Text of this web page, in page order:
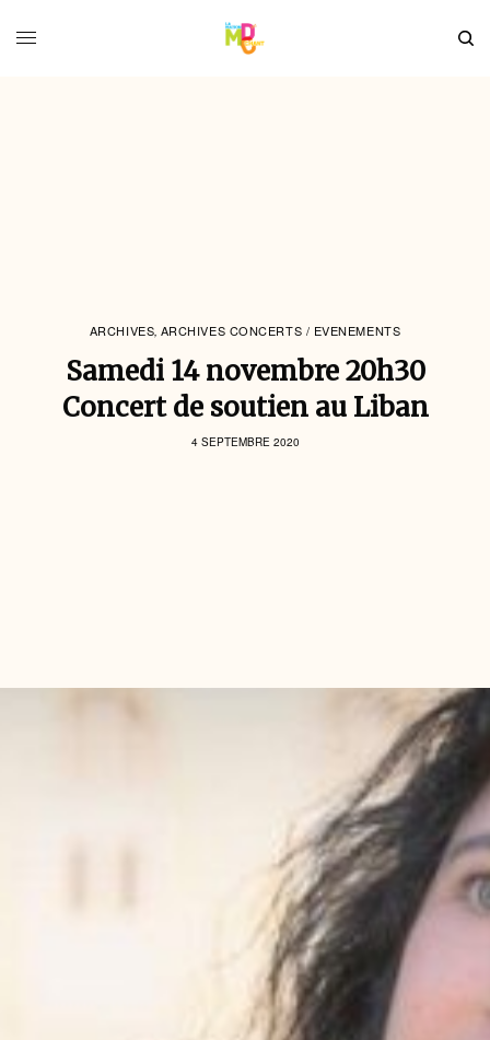
ARCHIVES, ARCHIVES CONCERTS / EVENEMENTS
Samedi 14 novembre 20h30
Concert de soutien au Liban
4 SEPTEMBRE 2020